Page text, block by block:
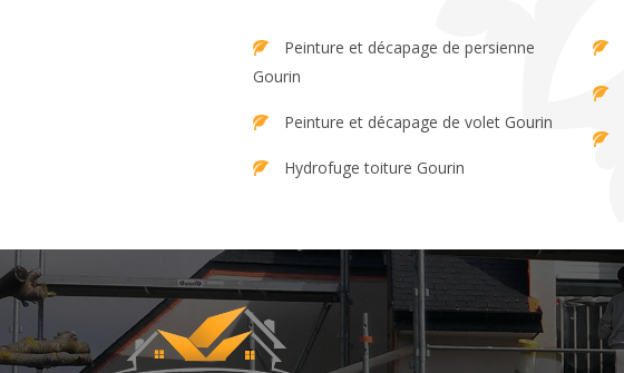
Gourin
Peinture et décapage de volet Gourin
Hydrofuge toiture Gourin